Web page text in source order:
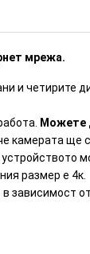
мрежа.
и четирите
Можете
камерата ще
размер е 4к.
зависимост